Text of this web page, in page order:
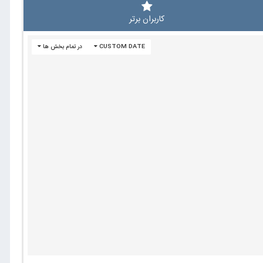
کاربران برتر
در تمام بخش ها CUSTOM DATE